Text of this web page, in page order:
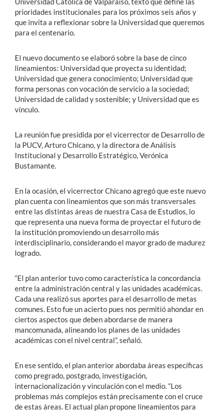
prioridades institucionales para los próximos seis años y
que invita a reflexionar sobre la Universidad que queremos
para el centenario.
El nuevo documento se elaboró sobre la base de cinco
lineamientos: Universidad que proyecta su identidad;
Universidad que genera conocimiento; Universidad que
forma personas con vocación de servicio a la sociedad;
Universidad de calidad y sostenible; y Universidad que es
vínculo.
La reunión fue presidida por el vicerrector de Desarrollo de
la PUCV, Arturo Chicano, y la directora de Análisis
Institucional y Desarrollo Estratégico, Verónica
Bustamante.
En la ocasión, el vicerrector Chicano agregó que este nuevo
plan cuenta con lineamientos que son más transversales
entre las distintas áreas de nuestra Casa de Estudios, lo
que representa una nueva forma de proyectar el futuro de
la institución promoviendo un desarrollo más
interdisciplinario, considerando el mayor grado de madurez
logrado.
“El plan anterior tuvo como característica la concordancia
entre la administración central y las unidades académicas.
Cada una realizó sus aportes para el desarrollo de metas
comunes. Esto fue un acierto pues nos permitió ahondar en
ciertos aspectos que deben abordarse de manera
mancomunada, alineando los planes de las unidades
académicas con el nivel central”, señaló.
En ese sentido, el plan anterior abordaba áreas específicas
como pregrado, postgrado, investigación,
internacionalización y vinculación con el medio. “Los
problemas más complejos están precisamente con el cruce
de estas áreas. El actual plan propone lineamientos para